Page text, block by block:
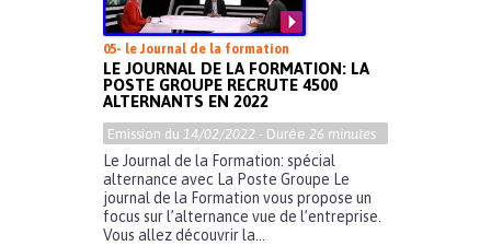
05- le Journal de la formation
LE JOURNAL DE LA FORMATION: LA
POSTE GROUPE RECRUTE 4500
ALTERNANTS EN 2022
Emission du 14/02/2022 - Durée 26 minutes
Le Journal de la Formation: spécial
alternance avec La Poste Groupe Le
journal de la Formation vous propose un
focus sur l’alternance vue de l’entreprise.
Vous allez découvrir la...